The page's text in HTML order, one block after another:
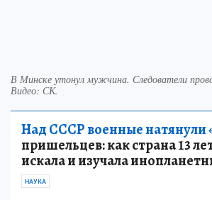
В Минске утонул мужчина. Следователи
Видео: СК.
Над СССР военные натянули
пришельцев: как страна 13
искала и изучала
НАУКА